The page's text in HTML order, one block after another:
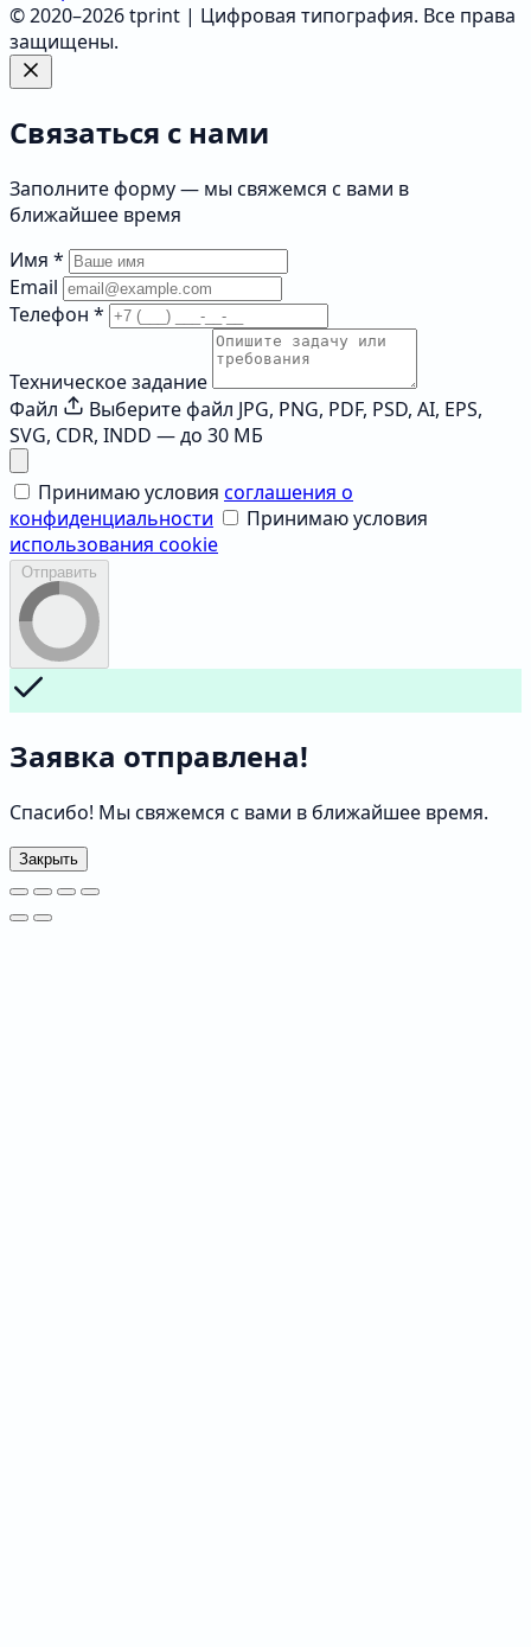
© 2020–2026 tprint | Цифровая типография. Все права
защищены.
Связаться с нами
Заполните форму — мы свяжемся с вами в
ближайшее время
Имя *
Email
Телефон *
Техническое задание
Файл
Выберите файл JPG, PNG, PDF, PSD, AI, EPS,
SVG, CDR, INDD — до 30 МБ
Принимаю условия соглашения о
конфиденциальности
Принимаю условия
использования cookie
Отправить
Заявка отправлена!
Спасибо! Мы свяжемся с вами в ближайшее время.
Закрыть